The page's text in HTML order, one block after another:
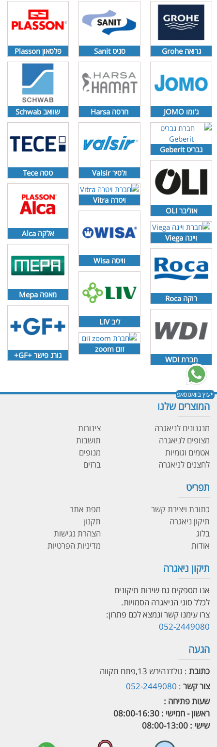
גרואה Grohe
ג'ומו JOMO
גבריט Geberit
אוליבר OLI
וייגה Viega
רוקה Roca
חברת WDI
סניט Sanit
חרסה Harsa
ולסיר Valsir
ויטרה Vitra
וויסה Wisa
ליב LIV
זום zoom
פלסאון Plasson
שוואב Schwab
טסה Tece
אלקה Alca
מאפה Mepa
גורג פישר +GF+
המוצרים שלנו
מנגנונים לניאגרה
מצופים לניאגרה
אטמים וגומיות
לחצנים לניאגרה
צינורות
תושבות
מנופים
ברזים
תפריט
כתובת ויצירת קשר
תיקון ניאגרה
בלוג
אודות
מפת אתר
תקנון
הצהרת נגישות
מדיניות הפרטיות
תיקון ניאגרה
אנו מספקים גם שירות תיקונים
לכלל סוגי הניאגרה הסמויות.
צרו עימנו קשר ונמצא לכם פתרון:
052-2449080
הגעה
כתובת : גולדנהירש 13,פתח תקווה
צור קשר :
052-2449080
שעות פתיחה :
ראשון - חמישי : 08:00-16:30
שישי : 08:00-13:00
ייעוץ בוואטסאפ